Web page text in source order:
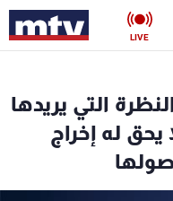
LIVE
التي يريدها
له إخراج